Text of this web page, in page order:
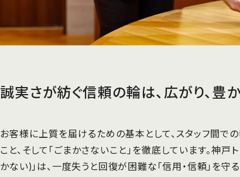
誠実さが紡ぐ信頼の輪は、広がり、豊
お客様に上質を届けるための基本として、スタッフ間で
こと、そして「ごまかさないこと」を徹底しています。神
かない)」は、一度失うと回復が困難な「信用・信頼」を守